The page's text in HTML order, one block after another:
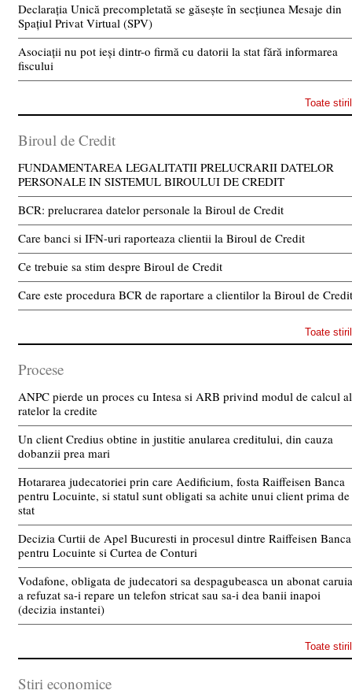
Declarația Unică precompletată se găsește în secțiunea Mesaje din
Spațiul Privat Virtual (SPV)
Asociații nu pot ieși dintr-o firmă cu datorii la stat fără informarea
fiscului
Toate
Biroul de Credit
FUNDAMENTAREA LEGALITATII PRELUCRARII DATELOR
PERSONALE IN SISTEMUL BIROULUI DE CREDIT
BCR: prelucrarea datelor personale la Biroul de Credit
Care banci si IFN-uri raporteaza clientii la Biroul de Credit
Ce trebuie sa stim despre Biroul de Credit
Care este procedura BCR de raportare a clientilor la Biroul de Credit
Toate
Procese
ANPC pierde un proces cu Intesa si ARB privind modul de calcul al
ratelor la credite
Un client Credius obtine in justitie anularea creditului, din cauza
dobanzii prea mari
Hotararea judecatoriei prin care Aedificium, fosta Raiffeisen Banca
pentru Locuinte, si statul sunt obligati sa achite unui client prima de
stat
Decizia Curtii de Apel Bucuresti in procesul dintre Raiffeisen Banca
pentru Locuinte si Curtea de Conturi
Vodafone, obligata de judecatori sa despagubeasca un abonat caruia
a refuzat sa-i repare un telefon stricat sau sa-i dea banii inapoi
(decizia instantei)
Toate
Stiri economice